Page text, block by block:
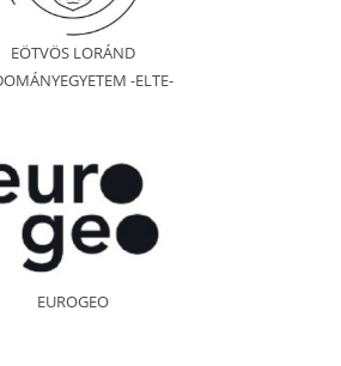
EÖTVÖS LORÁND
-ELTE-
EUROGEO